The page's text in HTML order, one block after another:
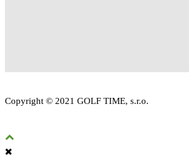
Copyright © 2021 GOLF TIME, s.r.o.